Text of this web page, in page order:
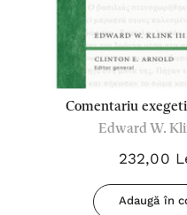
Comentariu
Edward W.
232,00
Adaugă în